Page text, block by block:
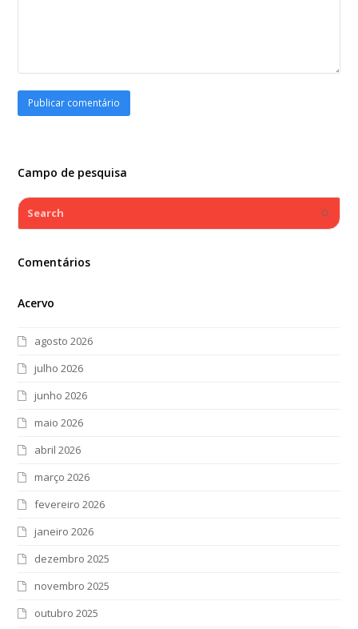
Campo de pesquisa
Search
Comentários
Acervo
agosto 2026
julho 2026
junho 2026
maio 2026
abril 2026
março 2026
fevereiro 2026
janeiro 2026
dezembro 2025
novembro 2025
outubro 2025